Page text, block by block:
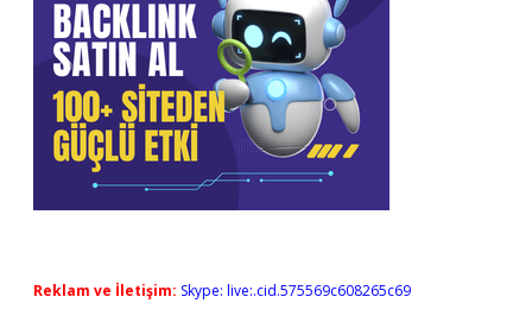
Reklam ve İletişim: Skype: live:.cid.575569c608265c69